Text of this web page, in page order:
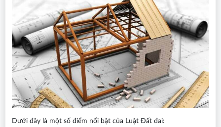
Dưới đây là một số điểm nổi bật của Luật Đất đai: